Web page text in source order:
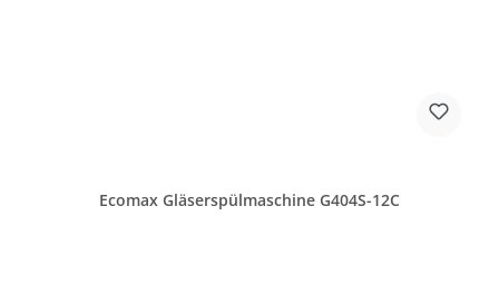
Ecomax Gläserspülmaschine G404S-12C